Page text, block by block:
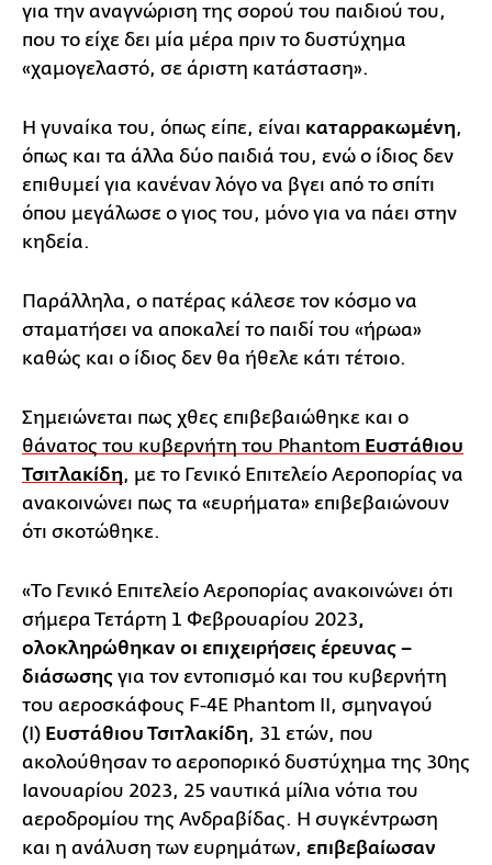
για την αναγνώριση της σορού του παιδιού του,
που το είχε δει μία μέρα πριν το δυστύχημα
«χαμογελαστό, σε άριστη κατάσταση».
Η γυναίκα του, όπως είπε, είναι καταρρακωμένη,
όπως και τα άλλα δύο παιδιά του, ενώ ο ίδιος δεν
επιθυμεί για κανέναν λόγο να βγει από το σπίτι
όπου μεγάλωσε ο γιος του, μόνο για να πάει στην
κηδεία.
Παράλληλα, ο πατέρας κάλεσε τον κόσμο να
σταματήσει να αποκαλεί το παιδί του «ήρωα»
καθώς και ο ίδιος δεν θα ήθελε κάτι τέτοιο.
Σημειώνεται πως χθες επιβεβαιώθηκε και ο
θάνατος του κυβερνήτη του Phantom Ευστάθιου
Τσιτλακίδη, με το Γενικό Επιτελείο Αεροπορίας να
ανακοινώνει πως τα «ευρήματα» επιβεβαιώνουν
ότι σκοτώθηκε.
«Το Γενικό Επιτελείο Αεροπορίας ανακοινώνει ότι
σήμερα Τετάρτη 1 Φεβρουαρίου 2023,
ολοκληρώθηκαν οι επιχειρήσεις έρευνας –
διάσωσης για τον εντοπισμό και του κυβερνήτη
του αεροσκάφους F-4E Phantom II, σμηναγού
(Ι) Ευστάθιου Τσιτλακίδη, 31 ετών, που
ακολούθησαν το αεροπορικό δυστύχημα της 30ης
Ιανουαρίου 2023, 25 ναυτικά μίλια νότια του
αεροδρομίου της Ανδραβίδας. Η συγκέντρωση
και η ανάλυση των ευρημάτων, επιβεβαίωσαν